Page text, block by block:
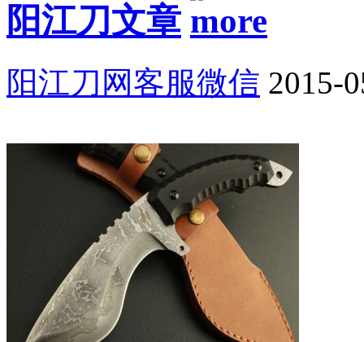
阳江刀文章
阳江刀网客服微信 2015-